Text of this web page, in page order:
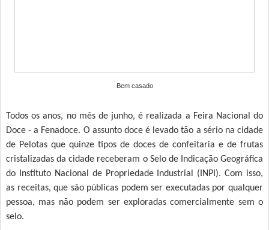
Bem casado
Todos os anos, no mês de junho, é realizada a Feira Nacional do
Doce - a Fenadoce. O assunto doce é levado tão a sério na cidade
de Pelotas que quinze tipos de doces de confeitaria e de frutas
cristalizadas da cidade receberam o Selo de Indicação Geográfica
do Instituto Nacional de Propriedade Industrial (INPI). Com isso,
as receitas, que são públicas podem ser executadas por qualquer
pessoa, mas não podem ser exploradas comercialmente sem o
selo.